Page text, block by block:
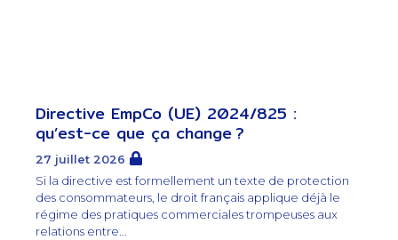
Directive EmpCo (UE) 2024/825 :
qu’est-ce que ça change ?
27 juillet 2026
Si la directive est formellement un texte de protection
des consommateurs, le droit français applique déjà le
régime des pratiques commerciales trompeuses aux
relations entre...